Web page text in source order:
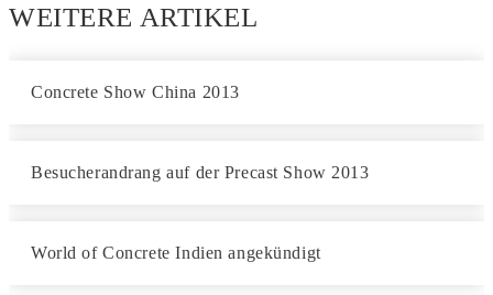
WEITERE ARTIKEL
Concrete Show China 2013
Besucherandrang auf der Precast Show 2013
World of Concrete Indien angekündigt